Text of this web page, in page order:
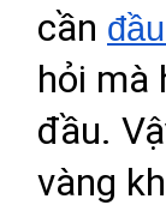
cần
hỏi mà
đầu.
vàng